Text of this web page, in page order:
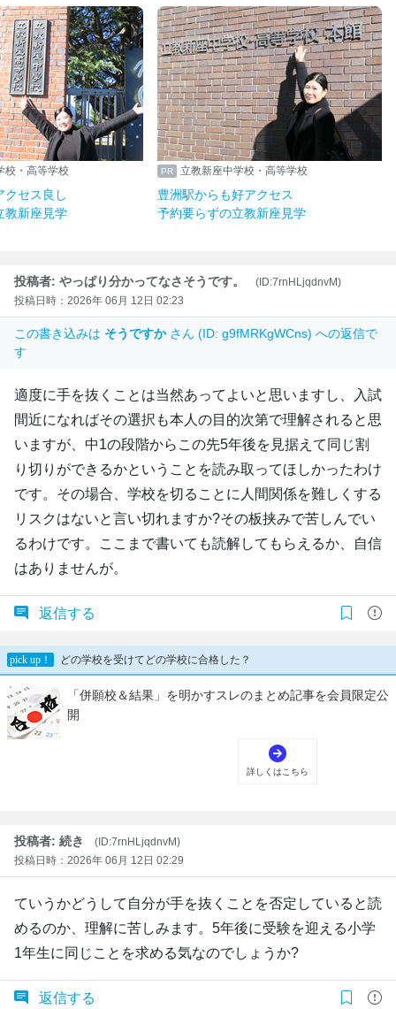
校・高等学校
クセス良し
教新座見学
立教新座中学校・高等学校
豊洲駅からも好アクセス
予約要らずの立教新座見学
投稿者: やっぱり分かってなさそうです。
(ID:7rnHLjqdnvM)
投稿日時：2026年 06月 12日 02:23
この書き込みは そうですか さん (ID: g9fMRKgWCns) への返信で
す
適度に手を抜くことは当然あってよいと思いますし、入試
間近になればその選択も本人の目的次第で理解されると思
いますが、中1の段階からこの先5年後を見据えて同じ割
り切りができるかということを読み取ってほしかったわけ
です。その場合、学校を切ることに人間関係を難しくする
リスクはないと言い切れますか?その板挟みで苦しんでい
るわけです。ここまで書いても読解してもらえるか、自信
はありませんが。
返信する
投稿者: 続き
(ID:7rnHLjqdnvM)
投稿日時：2026年 06月 12日 02:29
ていうかどうして自分が手を抜くことを否定していると読
めるのか、理解に苦しみます。5年後に受験を迎える小学
1年生に同じことを求める気なのでしょうか?
返信する